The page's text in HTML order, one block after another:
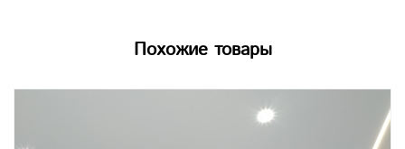
Похожие товары